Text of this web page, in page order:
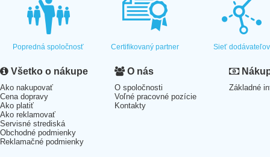
Popredná spoločnosť Certifikovaný partner Sieť dodávateľov
Všetko o nákupe
Ako nakupovať
Cena dopravy
Ako platiť
Ako reklamovať
Servisné strediská
Obchodné podmienky
Reklamačné podmienky
O nás
O spoločnosti
Voľné pracovné pozície
Kontakty
Základné